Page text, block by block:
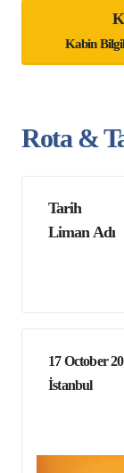
Kabin
Rota &
Tarih
Liman Adı
17 October
İstanbul